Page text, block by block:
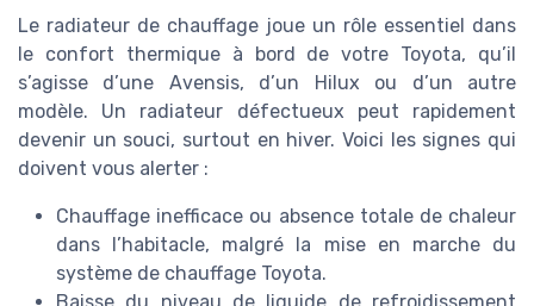
Le radiateur de chauffage joue un rôle essentiel dans
le confort thermique à bord de votre Toyota, qu’il
s’agisse d’une Avensis, d’un Hilux ou d’un autre
modèle. Un radiateur défectueux peut rapidement
devenir un souci, surtout en hiver. Voici les signes qui
doivent vous alerter :
Chauffage inefficace ou absence totale de chaleur
dans l’habitacle, malgré la mise en marche du
système de chauffage Toyota.